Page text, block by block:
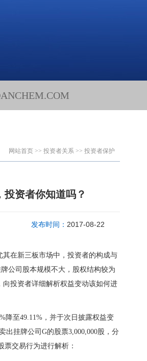
网站首页 >> 投资者关系 >> 投资者保护
资者你知道吗？
发布时间： 2017-08-22
在新三板市场中，投资者的构成与
公司股本规模不大，股权结构较为
投资者详细解析权益变动该如何进
至49.11%，并于次日披露权益变
出挂牌公司G的股票3,000,000股，分
交易行为进行解析：